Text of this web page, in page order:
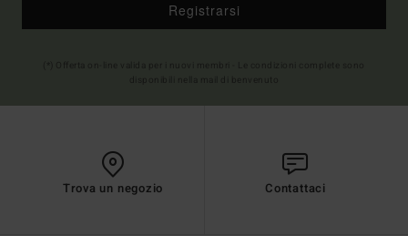
Registrarsi
Trova un negozio Contattaci